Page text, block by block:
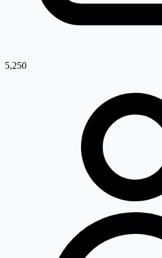
5,250